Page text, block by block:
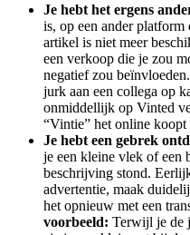
Je hebt het ergens
is, op een ander
artikel is niet meer
een verkoop die je zou
negatief zou beïnvloeden.
jurk aan een collega op
onmiddellijk op Vinted
“Vintie” het online koopt
Je hebt een gebrek
je een kleine vlek of een
beschrijving stond.
advertentie, maak
het opnieuw met een
voorbeeld: Terwijl je de